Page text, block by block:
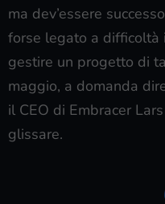
ma dev’essere
forse legato a difficoltà
gestire un progetto di
maggio, a domanda
il CEO di Embracer
glissare.